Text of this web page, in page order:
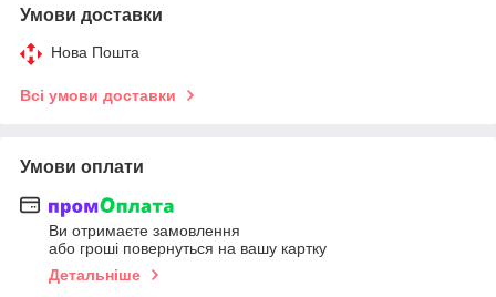
Умови доставки
Нова Пошта
Всі умови доставки
Умови оплати
Ви отримаєте замовлення
або гроші повернуться на вашу картку
Детальніше